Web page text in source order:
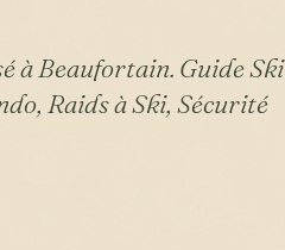
à Beaufortain. Guide Ski
Raids à Ski, Sécurité